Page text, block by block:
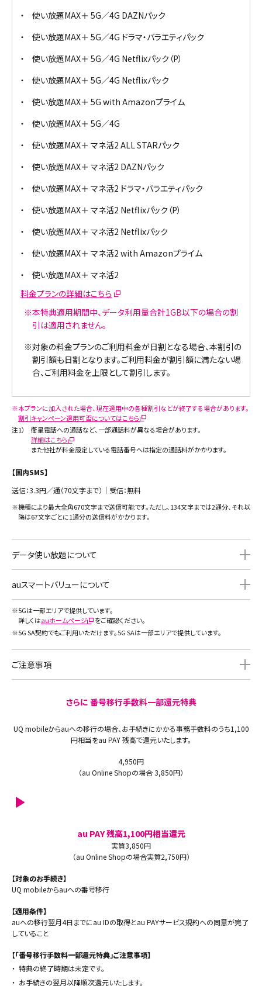
使い放題MAX＋ 5G／4G DAZNパック
使い放題MAX＋ 5G／4G ドラマ・バラエティパック
使い放題MAX＋ 5G／4G Netflixパック（P）
使い放題MAX＋ 5G／4G Netflixパック
使い放題MAX＋ 5G with Amazonプライム
使い放題MAX＋ 5G／4G
使い放題MAX＋ マネ活2 ALL STARパック
使い放題MAX＋ マネ活2 DAZNパック
使い放題MAX＋ マネ活2 ドラマ・バラエティパック
使い放題MAX＋ マネ活2 Netflixパック（P）
使い放題MAX＋ マネ活2 Netflixパック
使い放題MAX＋ マネ活2 with Amazonプライム
使い放題MAX＋ マネ活2
料金プランの詳細はこちら
※本特典適用期間中、データ利用量合計1GB以下の場合の割
引は適用されません。
※対象の料金プランのご利用料金が日割となる場合、本割引の
割引額も日割となります。ご利用料金が割引額に満たない場
合、ご利用料金を上限として割引します。
※本プランに加入された場合、現在適用中の各種割引などが終了する場合があります。
割引キャンペーン適用可否についてはこちら
注1）
衛星電話への通話など、一部通話料が異なる場合があります。
詳細はこちら
また他社が料金設定している電話番号へは指定の通話料がかかります。
【国内SMS】
送信：3.3円／通（70文字まで）｜受信：無料
※機種により最大全角670文字まで送信可能です。ただし、134文字までは2通分、それ以
降は67文字ごとに1通分の送信料がかかります。
データ使い放題について
auスマートバリューについて
※5Gは一部エリアで提供しています。
詳しくはauホームページ
をご確認ください。
※5G SA契約でもご利用いただけます。5G SAは一部エリアで提供しています。
ご注意事項
さらに 番号移行手数料一部還元特典
UQ mobileからauへの移行の場合、お手続きにかかる事務手数料のうち1,100
円相当をau PAY 残高で還元いたします。
4,950円
（au Online Shopの場合 3,850円）
au PAY 残高1,100円相当還元
実質3,850円
（au Online Shopの場合実質2,750円）
【対象のお手続き】
UQ mobileからauへの番号移行
【適用条件】
auへの移行翌月4日までにau IDの取得とau PAYサービス規約への同意が完了
していること
【「番号移行手数料一部還元特典」ご注意事項】
・ 特典の終了時期は未定です。
・ お手続きの翌月以降順次還元いたします。